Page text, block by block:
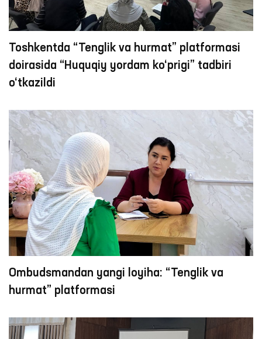
Toshkentda “Tenglik va hurmat” platformasi
doirasida “Huquqiy yordam ko‘prigi” tadbiri
o‘tkazildi
Ombudsmandan yangi loyiha: “Tenglik va
hurmat” platformasi